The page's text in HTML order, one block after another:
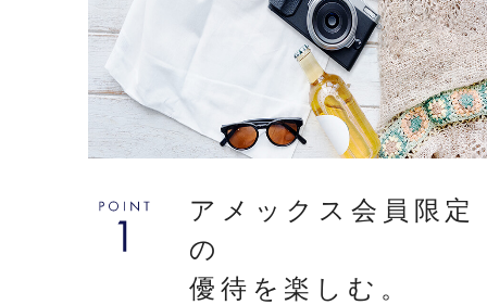
アメックス会員限定
の
優待を楽しむ。